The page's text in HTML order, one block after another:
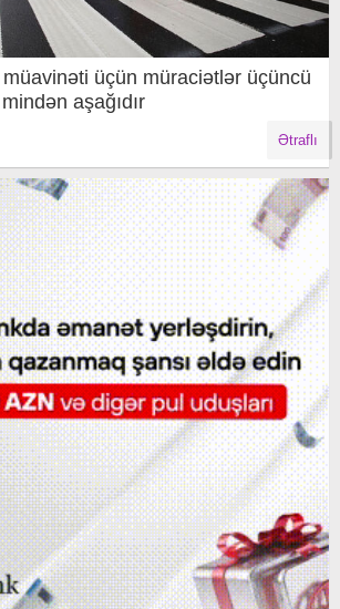
üçün müraciətlər üçüncü
aşağıdır
Ətraflı